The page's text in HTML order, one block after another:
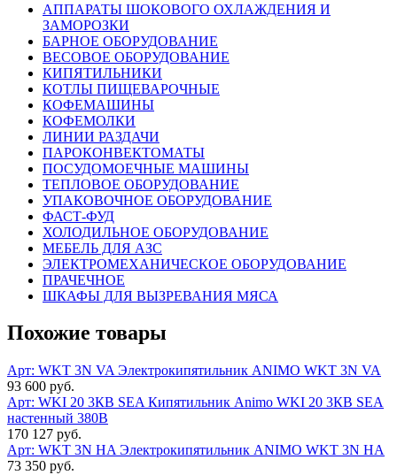
АППАРАТЫ ШОКОВОГО ОХЛАЖДЕНИЯ И
ЗАМОРОЗКИ
БАРНОЕ ОБОРУДОВАНИЕ
ВЕСОВОЕ ОБОРУДОВАНИЕ
КИПЯТИЛЬНИКИ
КОТЛЫ ПИЩЕВАРОЧНЫЕ
КОФЕМАШИНЫ
КОФЕМОЛКИ
ЛИНИИ РАЗДАЧИ
ПАРОКОНВЕКТОМАТЫ
ПОСУДОМОЕЧНЫЕ МАШИНЫ
ТЕПЛОВОЕ ОБОРУДОВАНИЕ
УПАКОВОЧНОЕ ОБОРУДОВАНИЕ
ФАСТ-ФУД
ХОЛОДИЛЬНОЕ ОБОРУДОВАНИЕ
МЕБЕЛЬ ДЛЯ АЗС
ЭЛЕКТРОМЕХАНИЧЕСКОЕ ОБОРУДОВАНИЕ
ПРАЧЕЧНОЕ
ШКАФЫ ДЛЯ ВЫЗРЕВАНИЯ МЯСА
Похожие товары
Арт: WKT 3N VA Электрокипятильник ANIMO WKT 3N VA
93 600 руб.
Арт: WKI 20 3КВ SEA Кипятильник Animo WKI 20 3КВ SEA
настенный 380В
170 127 руб.
Арт: WKT 3N HA Электрокипятильник ANIMO WKT 3N HA
73 350 руб.